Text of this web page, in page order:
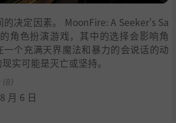
决定因素。 MoonFire: A Seeker's Sa
角色扮演游戏，其中的选择会影响角
一个充满天界魔法和暴力的会说话的动
实可能是灭亡或坚持。
(8)
月 6 日